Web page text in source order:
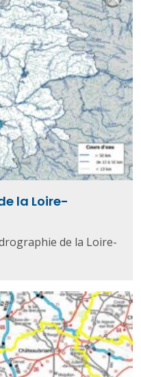
la Loire-
de la Loire-